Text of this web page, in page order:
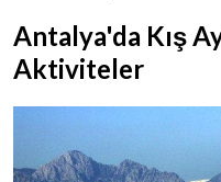
Antalya'da Kış
Aktiviteler